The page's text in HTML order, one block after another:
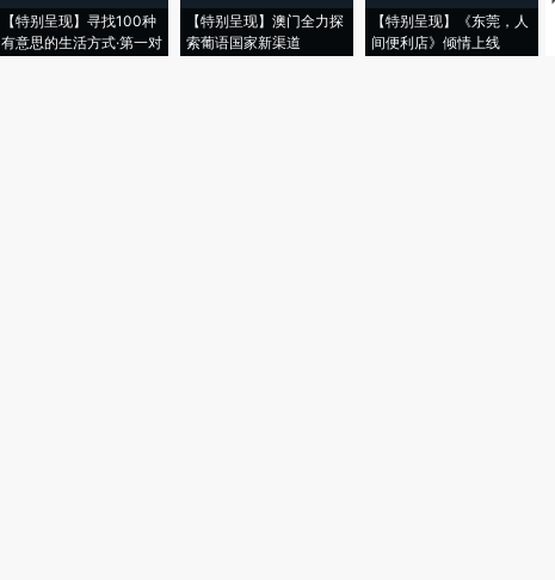
【特别呈现】寻找100种
有意思的生活方式·第一对
【特别呈现】澳门全力探
索葡语国家新渠道
【特别呈现】《东莞，人
间便利店》倾情上线